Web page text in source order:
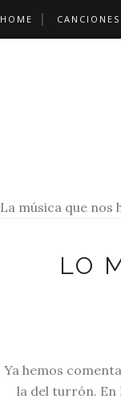
HOME
La música que nos
LO
Ya hemos
la del turrón. En